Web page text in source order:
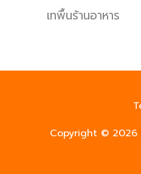
เทพื้นร้านอาหาร
Copyright © 2026